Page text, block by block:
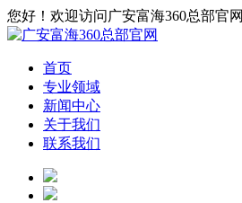
您好！欢迎访问广安富海360总部官网
首页
专业领域
新闻中心
关于我们
联系我们